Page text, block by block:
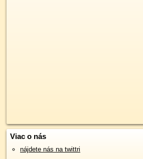
Viac o nás
nájdete nás na twittri